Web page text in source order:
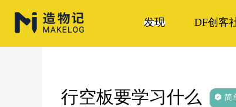
发现 DF创客
行空板要学习什么 简